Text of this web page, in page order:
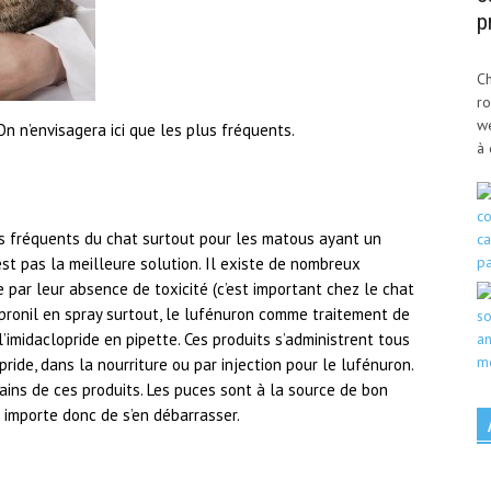
n’envisagera ici que les plus fréquents.
du chat surtout pour les matous ayant un
pas la meilleure solution. Il existe de nombreux
leur absence de toxicité (c’est important chez le chat
en spray surtout, le lufénuron comme traitement de
en pipette. Ces produits s’administrent tous
dans la nourriture ou par injection pour le lufénuron.
de ces produits. Les puces sont à la source de bon
donc de s’en débarrasser.
à